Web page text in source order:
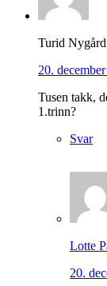
Turid Nygård
20.
Tusen takk,
1.trinn?
Svar
Lotte
20.